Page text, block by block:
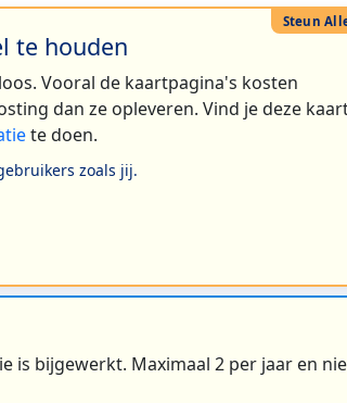
te houden
Vooral de kaartpagina's kosten
dan ze opleveren. Vind je deze
te doen.
zoals jij.
is bijgewerkt. Maximaal 2 per jaar en